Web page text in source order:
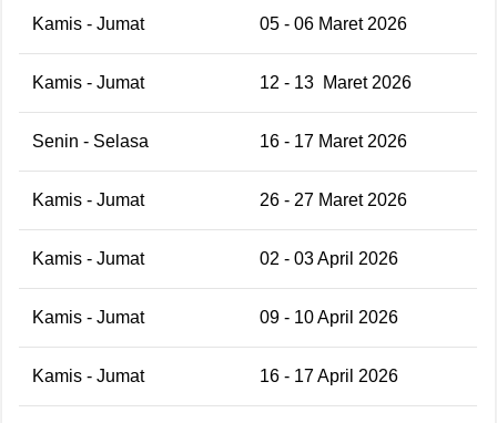
Kamis - Jumat 05 - 06 Maret 2026
Kamis - Jumat 12 - 13 Maret 2026
Senin - Selasa 16 - 17 Maret 2026
Kamis - Jumat 26 - 27 Maret 2026
Kamis - Jumat 02 - 03 April 2026
Kamis - Jumat 09 - 10 April 2026
Kamis - Jumat 16 - 17 April 2026